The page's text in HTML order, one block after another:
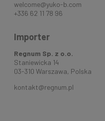
welcome@yuko-b.com
+336 62 11 78 96
Importer
Regnum Sp. z o.o.
Staniewicka 14
03-310 Warszawa, Polska
kontakt@regnum.pl